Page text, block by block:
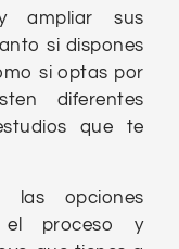
ampliar sus
si dispones
si optas por
diferentes
que te
las opciones
el proceso y